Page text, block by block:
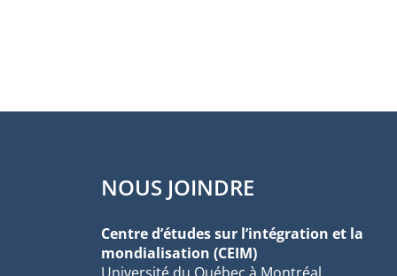
NOUS JOINDRE
Centre d’études sur l’intégration et la
mondialisation (CEIM)
Université du Québec à Montréal